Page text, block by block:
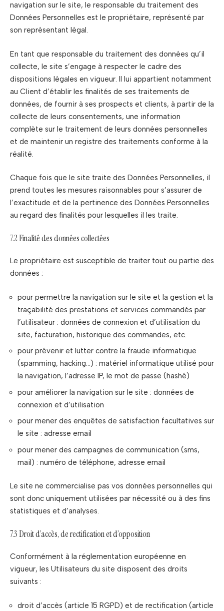
navigation sur le site, le responsable du traitement des
Données Personnelles est le propriétaire, représenté par
son représentant légal.
En tant que responsable du traitement des données qu’il
collecte, le site s’engage à respecter le cadre des
dispositions légales en vigueur. Il lui appartient notamment
au Client d’établir les finalités de ses traitements de
données, de fournir à ses prospects et clients, à partir de la
collecte de leurs consentements, une information
complète sur le traitement de leurs données personnelles
et de maintenir un registre des traitements conforme à la
réalité.
Chaque fois que le site traite des Données Personnelles, il
prend toutes les mesures raisonnables pour s’assurer de
l’exactitude et de la pertinence des Données Personnelles
au regard des finalités pour lesquelles il les traite.
7.2 Finalité des données collectées
Le propriétaire est susceptible de traiter tout ou partie des
données :
pour permettre la navigation sur le site et la gestion et la
traçabilité des prestations et services commandés par
l’utilisateur : données de connexion et d’utilisation du
site, facturation, historique des commandes, etc.
pour prévenir et lutter contre la fraude informatique
(spamming, hacking…) : matériel informatique utilisé pour
la navigation, l’adresse IP, le mot de passe (hashé)
pour améliorer la navigation sur le site : données de
connexion et d’utilisation
pour mener des enquêtes de satisfaction facultatives sur
le site : adresse email
pour mener des campagnes de communication (sms,
mail) : numéro de téléphone, adresse email
Le site ne commercialise pas vos données personnelles qui
sont donc uniquement utilisées par nécessité ou à des fins
statistiques et d’analyses.
7.3 Droit d’accès, de rectification et d’opposition
Conformément à la réglementation européenne en
vigueur, les Utilisateurs du site disposent des droits
suivants :
droit d’accès (article 15 RGPD) et de rectification (article